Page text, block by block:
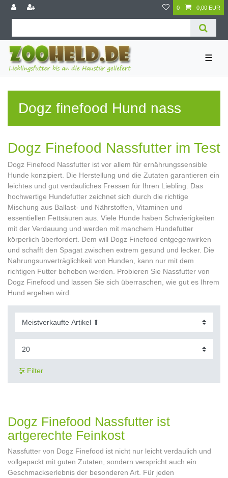
0 0,00 EUR
☰
Dogz finefood Hund nass
Dogz Finefood Nassfutter im Test
Dogz Finefood Nassfutter ist vor allem für ernährungssensible
Hunde konzipiert. Die Herstellung und die Zutaten garantieren ein
leichtes und gut verdauliches Fressen für Ihren Liebling. Das
hochwertige Hundefutter zeichnet sich durch die richtige
Mischung aus Ballast- und Nährstoffen, Vitaminen und
essentiellen Fettsäuren aus. Viele Hunde haben Schwierigkeiten
mit der Verdauung und werden mit manchem Hundefutter
körperlich überfordert. Dem will Dogz Finefood entgegenwirken
und schafft den Spagat zwischen extrem gesund und lecker. Die
Nahrungsunverträglichkeit von Hunden, kann nur mit dem
richtigen Futter behoben werden. Probieren Sie Nassfutter von
Dogz Finefood und lassen Sie sich überraschen, wie gut es Ihrem
Hund ergehen wird.
Filter
Dogz Finefood Nassfutter ist
artgerechte Feinkost
Nassfutter von Dogz Finefood ist nicht nur leicht verdaulich und
vollgepackt mit guten Zutaten, sondern verspricht auch ein
Geschmackserlebnis der besonderen Art. Für jeden